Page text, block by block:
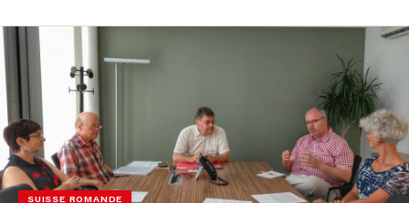
SUISSE ROMANDE